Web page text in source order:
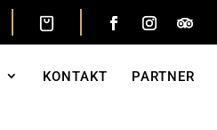
KONTAKT PARTNER